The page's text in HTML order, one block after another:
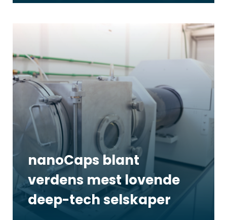
nanoCaps blant
verdens mest lovende
deep-tech selskaper